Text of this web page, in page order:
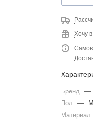
Хочу
Бренд —
Пол
—
Материал